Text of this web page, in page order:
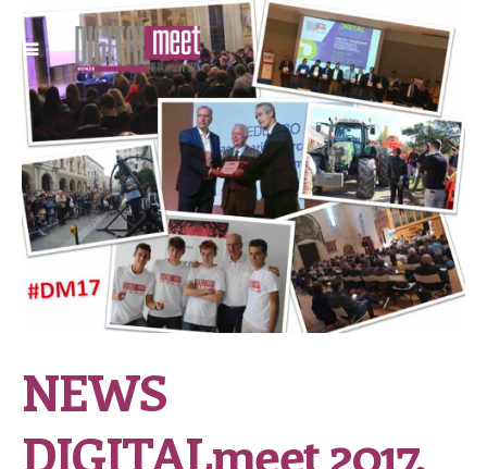
NEWS
DIGITALmeet 2017,